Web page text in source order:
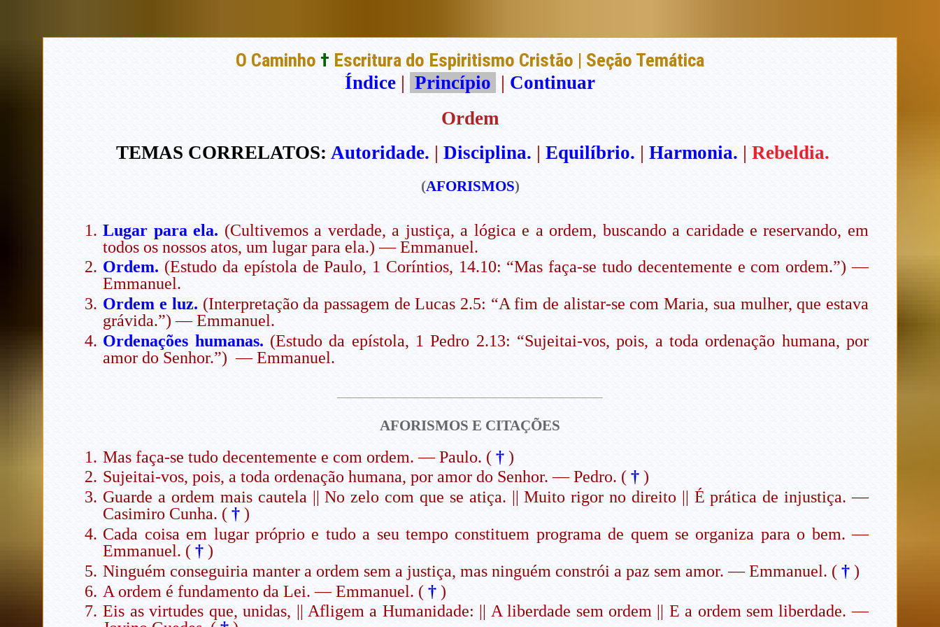
O Caminho † Escritura do Espiritismo Cristão | Seção Temática
Índice | Princípio | Continuar
Ordem
TEMAS CORRELATOS: Autoridade. | Disciplina. | Equilíbrio. | Harmonia. | Rebeldia.
(AFORISMOS)
Lugar para ela. (Cultivemos a verdade, a justiça, a lógica e a ordem, buscando a caridade e reservando, em
todos os nossos atos, um lugar para ela.) — Emmanuel.
Ordem. (Estudo da epístola de Paulo, 1 Coríntios, 14.10: “Mas faça-se tudo decentemente e com ordem.”) —
Emmanuel.
Ordem e luz. (Interpretação da passagem de Lucas 2.5: “A fim de alistar-se com Maria, sua mulher, que estava
grávida.”) — Emmanuel.
Ordenações humanas. (Estudo da epístola, 1 Pedro 2.13: “Sujeitai-vos, pois, a toda ordenação humana, por
amor do Senhor.”) — Emmanuel.
AFORISMOS E CITAÇÕES
Mas faça-se tudo decentemente e com ordem. — Paulo. ( †)
Sujeitai-vos, pois, a toda ordenação humana, por amor do Senhor. — Pedro. ( †)
Guarde a ordem mais cautela || No zelo com que se atiça. || Muito rigor no direito || É prática de injustiça. —
Casimiro Cunha. ( †)
Cada coisa em lugar próprio e tudo a seu tempo constituem programa de quem se organiza para o bem. —
Emmanuel. ( †)
Ninguém conseguiria manter a ordem sem a justiça, mas ninguém constrói a paz sem amor. — Emmanuel. ( †)
A ordem é fundamento da Lei. — Emmanuel. ( †)
Eis as virtudes que, unidas, || Afligem a Humanidade: || A liberdade sem ordem || E a ordem sem liberdade. —